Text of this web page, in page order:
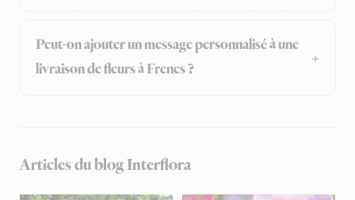
Peut-on ajouter un message personnalisé à une
livraison de fleurs à Frenes ?
Articles du blog Interflora